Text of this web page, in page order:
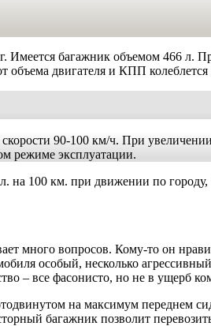
Имеется багажник объемом 466 л.
объема двигателя и КПП колеблется
90-100 км/ч. При увеличении
режиме эксплуатации.
на 100 км. при движении по
много вопросов. Кому-то он
особый, несколько
– все фасонисто, но не в ущерб
на максимум переднем
багажник позволит